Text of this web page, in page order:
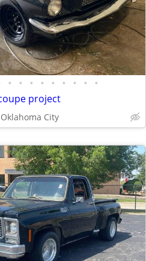
• • • • • • • • •
project
Oklahoma City